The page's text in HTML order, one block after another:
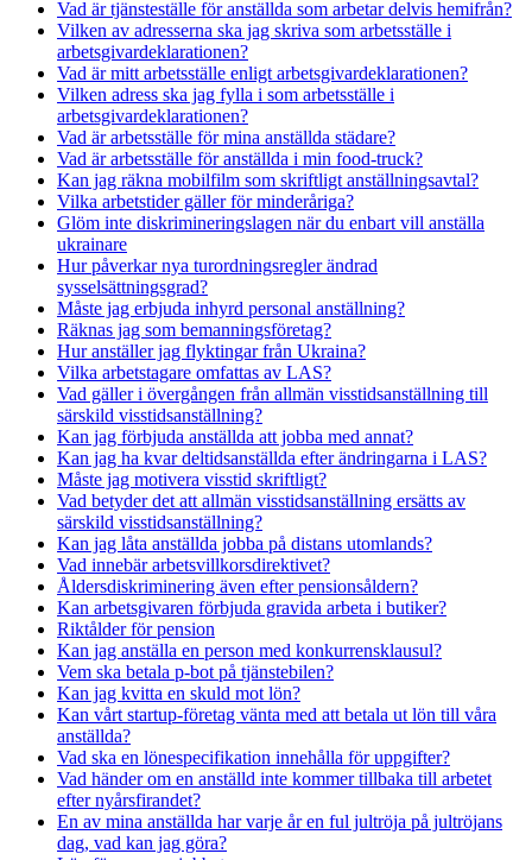
Vad är tjänsteställe för anställda som arbetar delvis hemifrån?
Vilken av adresserna ska jag skriva som arbetsställe i
arbetsgivardeklarationen?
Vad är mitt arbetsställe enligt arbetsgivardeklarationen?
Vilken adress ska jag fylla i som arbetsställe i
arbetsgivardeklarationen?
Vad är arbetsställe för mina anställda städare?
Vad är arbetsställe för anställda i min food-truck?
Kan jag räkna mobilfilm som skriftligt anställningsavtal?
Vilka arbetstider gäller för minderåriga?
Glöm inte diskrimineringslagen när du enbart vill anställa
ukrainare
Hur påverkar nya turordningsregler ändrad
sysselsättningsgrad?
Måste jag erbjuda inhyrd personal anställning?
Räknas jag som bemanningsföretag?
Hur anställer jag flyktingar från Ukraina?
Vilka arbetstagare omfattas av LAS?
Vad gäller i övergången från allmän visstidsanställning till
särskild visstidsanställning?
Kan jag förbjuda anställda att jobba med annat?
Kan jag ha kvar deltidsanställda efter ändringarna i LAS?
Måste jag motivera visstid skriftligt?
Vad betyder det att allmän visstidsanställning ersätts av
särskild visstidsanställning?
Kan jag låta anställda jobba på distans utomlands?
Vad innebär arbetsvillkorsdirektivet?
Åldersdiskriminering även efter pensionsåldern?
Kan arbetsgivaren förbjuda gravida arbeta i butiker?
Riktålder för pension
Kan jag anställa en person med konkurrensklausul?
Vem ska betala p-bot på tjänstebilen?
Kan jag kvitta en skuld mot lön?
Kan vårt startup-företag vänta med att betala ut lön till våra
anställda?
Vad ska en lönespecifikation innehålla för uppgifter?
Vad händer om en anställd inte kommer tillbaka till arbetet
efter nyårsfirandet?
En av mina anställda har varje år en ful jultröja på jultröjans
dag, vad kan jag göra?